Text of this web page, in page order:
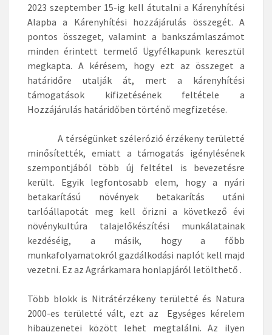
2023 szeptember 15-ig kell átutalni a Kárenyhítési
Alapba a Kárenyhítési hozzájárulás összegét. A
pontos összeget, valamint a bankszámlaszámot
minden érintett termelő Ügyfélkapunk keresztül
megkapta. A kérésem, hogy ezt az összeget a
határidőre utalják át, mert a kárenyhítési
támogatások kifizetésének feltétele a
Hozzájárulás határidőben történő megfizetése.
A térségünket szélerózió érzékeny területté
minősítették, emiatt a támogatás igénylésének
szempontjából több új feltétel is bevezetésre
került. Egyik legfontosabb elem, hogy a nyári
betakarítású növények betakarítás utáni
tarlóállapotát meg kell őrizni a következő évi
növénykultúra talajelőkészítési munkálatainak
kezdéséig, a másik, hogy a főbb
munkafolyamatokról gazdálkodási naplót kell majd
vezetni. Ez az Agrárkamara honlapjáról letölthető .
Több blokk is Nitrátérzékeny területté és Natura
2000-es területté vált, ezt az Egységes kérelem
hibaüzenetei között lehet megtalálni. Az ilyen